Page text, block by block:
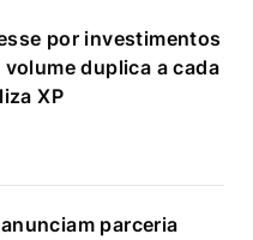
por investimentos
duplica a cada
XP
parceria